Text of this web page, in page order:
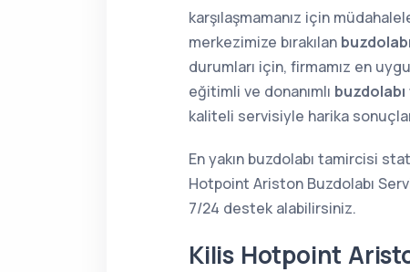
karşılaşmamanız için
merkezimize bırakılan
durumları için, firmamız en
eğitimli ve donanımlı
kaliteli servisiyle harika
En yakın buzdolabı tamircisi
Hotpoint Ariston Buzdolabı
7/24 destek alabilirsiniz.
Kilis Hotpoint